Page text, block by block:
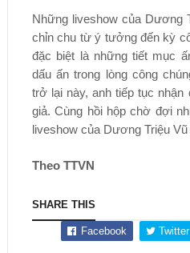
Những liveshow của Dương
chỉn chu từ ý tưởng đến kỳ
đặc biệt là những tiết mục
dấu ấn trong lòng công
trở lại này, anh tiếp tục
giả. Cùng hồi hộp chờ đợi
liveshow của Dương Triệu
Theo TTVN
SHARE THIS
Facebook Twitter